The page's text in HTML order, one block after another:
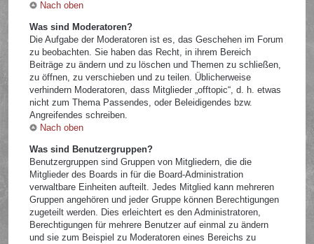
Nach oben
Was sind Moderatoren?
Die Aufgabe der Moderatoren ist es, das Geschehen im Forum
zu beobachten. Sie haben das Recht, in ihrem Bereich
Beiträge zu ändern und zu löschen und Themen zu schließen,
zu öffnen, zu verschieben und zu teilen. Üblicherweise
verhindern Moderatoren, dass Mitglieder „offtopic“, d. h. etwas
nicht zum Thema Passendes, oder Beleidigendes bzw.
Angreifendes schreiben.
Nach oben
Was sind Benutzergruppen?
Benutzergruppen sind Gruppen von Mitgliedern, die die
Mitglieder des Boards in für die Board-Administration
verwaltbare Einheiten aufteilt. Jedes Mitglied kann mehreren
Gruppen angehören und jeder Gruppe können Berechtigungen
zugeteilt werden. Dies erleichtert es den Administratoren,
Berechtigungen für mehrere Benutzer auf einmal zu ändern
und sie zum Beispiel zu Moderatoren eines Bereichs zu